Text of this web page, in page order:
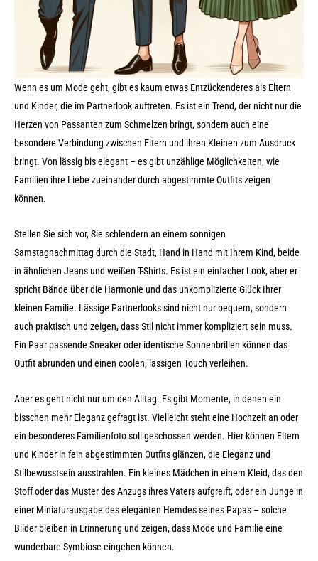
Wenn es um Mode geht, gibt es kaum etwas Entzückenderes als Eltern
und Kinder, die im Partnerlook auftreten. Es ist ein Trend, der nicht nur die
Herzen von Passanten zum Schmelzen bringt, sondern auch eine
besondere Verbindung zwischen Eltern und ihren Kleinen zum Ausdruck
bringt. Von lässig bis elegant – es gibt unzählige Möglichkeiten, wie
Familien ihre Liebe zueinander durch abgestimmte Outfits zeigen
können.
Stellen Sie sich vor, Sie schlendern an einem sonnigen
Samstagnachmittag durch die Stadt, Hand in Hand mit Ihrem Kind, beide
in ähnlichen Jeans und weißen T-Shirts. Es ist ein einfacher Look, aber er
spricht Bände über die Harmonie und das unkomplizierte Glück Ihrer
kleinen Familie. Lässige Partnerlooks sind nicht nur bequem, sondern
auch praktisch und zeigen, dass Stil nicht immer kompliziert sein muss.
Ein Paar passende Sneaker oder identische Sonnenbrillen können das
Outfit abrunden und einen coolen, lässigen Touch verleihen.
Aber es geht nicht nur um den Alltag. Es gibt Momente, in denen ein
bisschen mehr Eleganz gefragt ist. Vielleicht steht eine Hochzeit an oder
ein besonderes Familienfoto soll geschossen werden. Hier können Eltern
und Kinder in fein abgestimmten Outfits glänzen, die Eleganz und
Stilbewusstsein ausstrahlen. Ein kleines Mädchen in einem Kleid, das den
Stoff oder das Muster des Anzugs ihres Vaters aufgreift, oder ein Junge in
einer Miniaturausgabe des eleganten Hemdes seines Papas – solche
Bilder bleiben in Erinnerung und zeigen, dass Mode und Familie eine
wunderbare Symbiose eingehen können.